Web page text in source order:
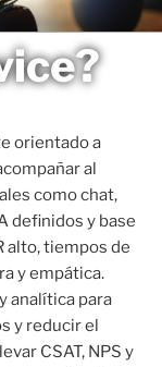
orientado a
al
como chat,
definidos y base
alto, tiempos de
y empática.
analítica para
y reducir el
CSAT, NPS y